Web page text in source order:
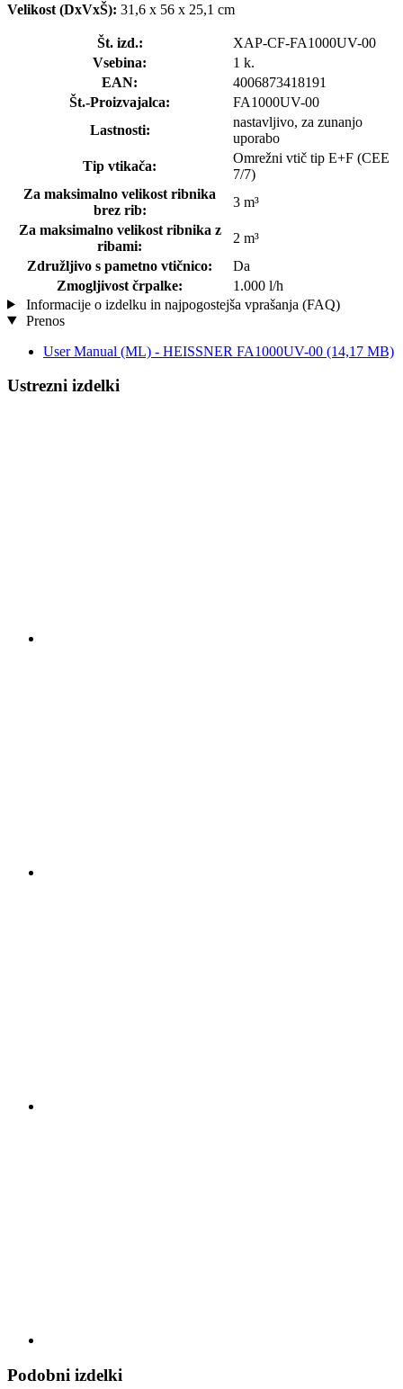
Velikost (DxVxŠ): 31,6 x 56 x 25,1 cm
Št. izd.:
XAP-CF-FA1000UV-00
Vsebina:
1 k.
EAN:
4006873418191
Št.-Proizvajalca:
FA1000UV-00
Lastnosti:
nastavljivo, za zunanjo
uporabo
Tip vtikača:
Omrežni vtič tip E+F (CEE
7/7)
Za maksimalno velikost ribnika
brez rib:
3 m³
Za maksimalno velikost ribnika z
ribami:
2 m³
Združljivo s pametno vtičnico:
Da
Zmogljivost črpalke:
1.000 l/h
Informacije o izdelku in najpogostejša vprašanja (FAQ)
Prenos
User Manual (ML) - HEISSNER FA1000UV-00 (14,17 MB)
Ustrezni izdelki
Podobni izdelki